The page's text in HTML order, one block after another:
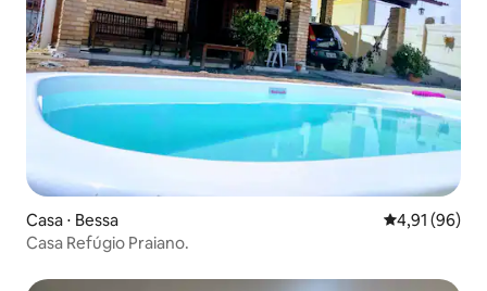
Casa ⋅ Bessa 4,91 de uma
4,91 (96)
Casa Refúgio Praiano.